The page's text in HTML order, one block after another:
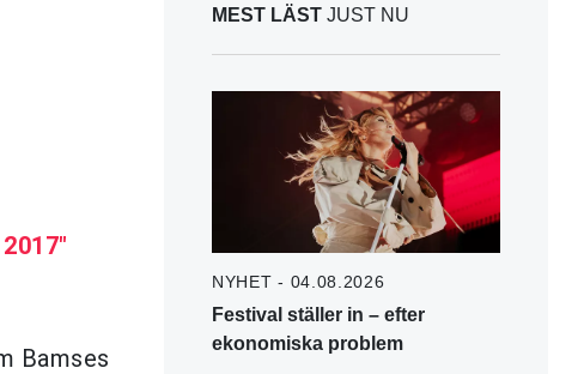
Bamses
MEST LÄST JUST NU
NYHET - 04.08.2026
Festival ställer in – efter
ekonomiska problem